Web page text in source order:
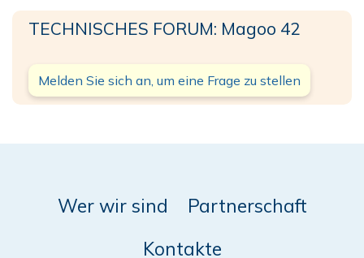
TECHNISCHES FORUM: Magoo 42
Melden Sie sich an, um eine Frage zu stellen
Wer wir sind
Partnerschaft
Kontakte